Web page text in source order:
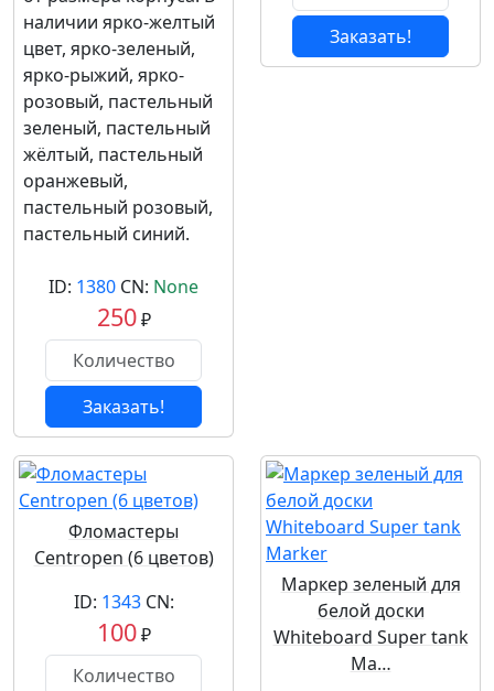
наличии ярко-желтый
цвет, ярко-зеленый,
ярко-рыжий, ярко-
розовый, пастельный
зеленый, пастельный
жёлтый, пастельный
оранжевый,
пастельный розовый,
пастельный синий.
ID: 1380 CN: None
250₽
Заказать!
Заказать!
Фломастеры
Centropen (6 цветов)
ID: 1343CN:
100₽
Маркер зеленый для
белой доски
Whiteboard Super tank
Ma…